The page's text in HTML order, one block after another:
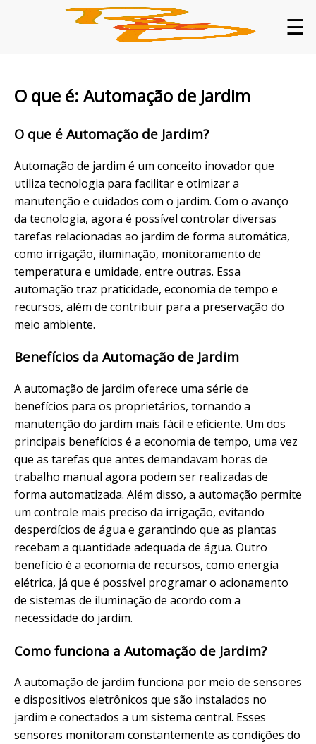
☰
O que é: Automação de Jardim
O que é Automação de Jardim?
Automação de jardim é um conceito inovador que
utiliza tecnologia para facilitar e otimizar a
manutenção e cuidados com o jardim. Com o avanço
da tecnologia, agora é possível controlar diversas
tarefas relacionadas ao jardim de forma automática,
como irrigação, iluminação, monitoramento de
temperatura e umidade, entre outras. Essa
automação traz praticidade, economia de tempo e
recursos, além de contribuir para a preservação do
meio ambiente.
Benefícios da Automação de Jardim
A automação de jardim oferece uma série de
benefícios para os proprietários, tornando a
manutenção do jardim mais fácil e eficiente. Um dos
principais benefícios é a economia de tempo, uma vez
que as tarefas que antes demandavam horas de
trabalho manual agora podem ser realizadas de
forma automatizada. Além disso, a automação permite
um controle mais preciso da irrigação, evitando
desperdícios de água e garantindo que as plantas
recebam a quantidade adequada de água. Outro
benefício é a economia de recursos, como energia
elétrica, já que é possível programar o acionamento
de sistemas de iluminação de acordo com a
necessidade do jardim.
Como funciona a Automação de Jardim?
A automação de jardim funciona por meio de sensores
e dispositivos eletrônicos que são instalados no
jardim e conectados a um sistema central. Esses
sensores monitoram constantemente as condições do